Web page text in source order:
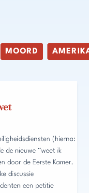
MOORD
(hierna:
de nieuwe “weet ik
door de Eerste Kamer.
discussie
een petitie